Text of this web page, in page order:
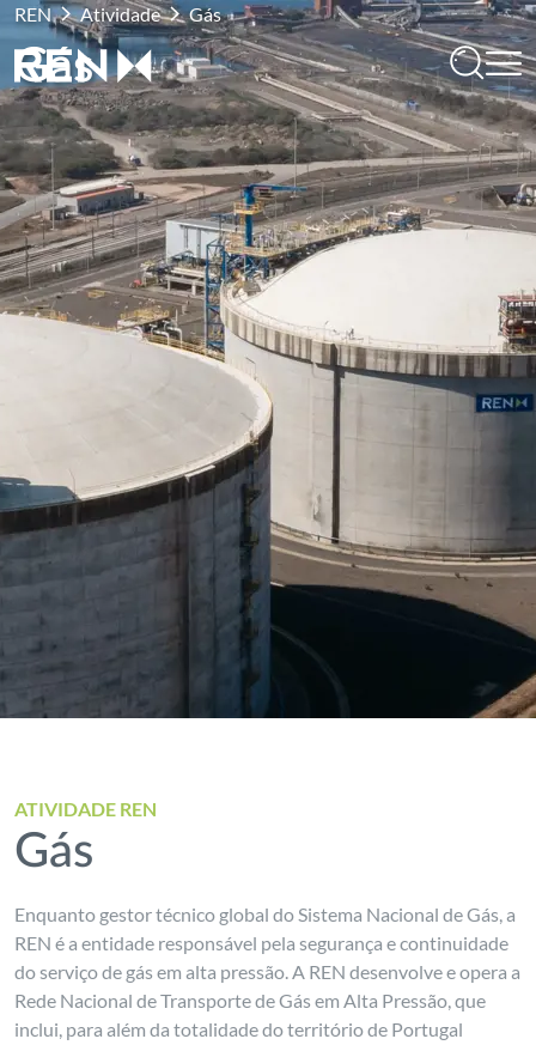
REN Atividade Gás
Gás
ATIVIDADE REN
Gás
Enquanto gestor técnico global do Sistema Nacional de Gás, a
REN é a entidade responsável pela segurança e continuidade
do serviço de gás em alta pressão. A REN desenvolve e opera a
Rede Nacional de Transporte de Gás em Alta Pressão, que
inclui, para além da totalidade do território de Portugal